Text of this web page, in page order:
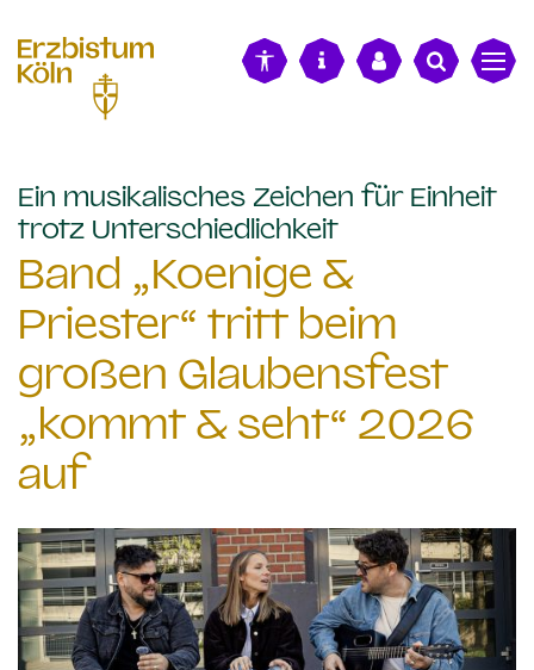
Ein musikalisches Zeichen für Einheit
trotz Unterschiedlichkeit:
Band „Koenige &
Priester“ tritt beim
großen Glaubensfest
„kommt & seht“ 2026
auf